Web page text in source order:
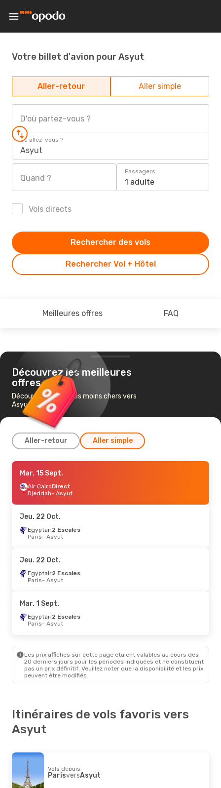
Votre billet d'avion pour Asyut
Aller-retour Aller simple
D'où partez-vous ?
Où allez-vous ?
Asyut
Quand ?
Passagers
1 adulte
Vols directs
Rechercher Vol + Hôtel
Rechercher des vols
Meilleures offres FAQ
Découvrez les meilleures
offres
Découvrez les vols les moins chers vers
Asyut
Aller-retour Aller simple
Sam. 19 Sept.
Egyptair2 Escales
Dublin- Asyut
Asyut- Dublin
Mar. 8 Sept.- Mar. 15 Sept.
Egyptair2 Escales
Asyut - Dublin
Etihad Airways
Genève- Asyut
Egyptair2 Escales
Asyut
- Genève
Mar. 15 Sept.
Air CairoDirect
Djeddah- Asyut
Jeu. 22 Oct.
Egyptair2 Escales
Paris- Asyut
Jeu. 22 Oct.
Egyptair2 Escales
Paris- Asyut
Mar. 1 Sept.
Egyptair2 Escales
Paris- Asyut
Les prix affichés sur cette page étaient valables au cours des
20 derniers jours pour les périodes indiquées et ne constituent
pas un prix définitif. Veuillez noter que la disponibilité et les prix
peuvent être modifiés.
Itinéraires de vols favoris vers
Asyut
Vols depuis
ParisversAsyut